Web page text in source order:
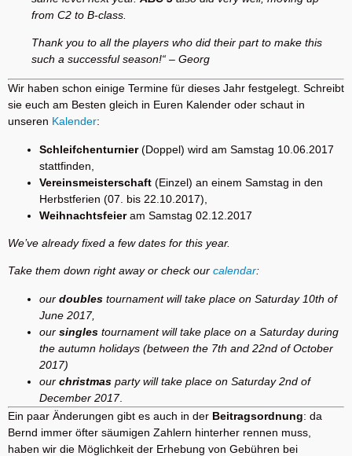
from C2 to B-class.
Thank you to all the players who did their part to make this
such a successful season!“ – Georg
Wir haben schon einige Termine für dieses Jahr festgelegt. Schreibt
sie euch am Besten gleich in Euren Kalender oder schaut in
unseren Kalender:
Schleifchenturnier(Doppel) wird am Samstag 10.06.2017
stattfinden,
Vereinsmeisterschaft (Einzel) an einem Samstag in den
Herbstferien (07. bis 22.10.2017),
Weihnachtsfeieram Samstag 02.12.2017
We’ve already fixed a few dates for this year.
Take them down right away or check our calendar:
our doubles tournament will take place on Saturday 10th of
June 2017,
our singles tournament will take place on a Saturday during
the autumn holidays (between the 7th and 22nd of October
2017)
our christmas party will take place on Saturday 2nd of
December 2017.
Ein paar Änderungen gibt es auch in der Beitragsordnung: da
Bernd immer öfter säumigen Zahlern hinterher rennen muss,
haben wir die Möglichkeit der Erhebung von Gebühren bei